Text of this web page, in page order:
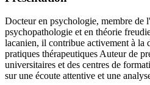
Docteur en psychologie, membre de
psychopathologie et en théorie
lacanien, il contribue activement à la
pratiques thérapeutiques Auteur de
universitaires et des centres de
sur une écoute attentive et une